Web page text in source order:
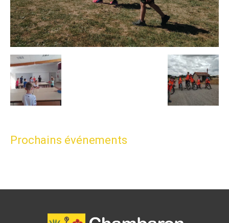
Prochains événements